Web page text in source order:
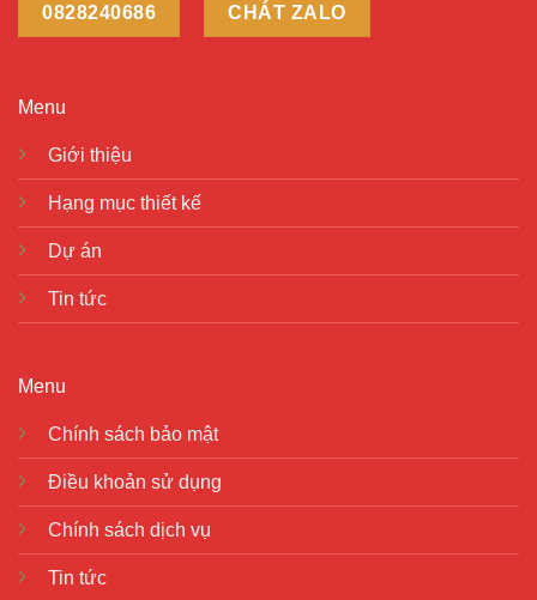
Menu
Giới thiệu
Hạng mục thiết kế
Dự án
Tin tức
Menu
Chính sách bảo mật
Điều khoản sử dụng
Chính sách dịch vụ
Tin tức
0828240686 CHÁT ZALO